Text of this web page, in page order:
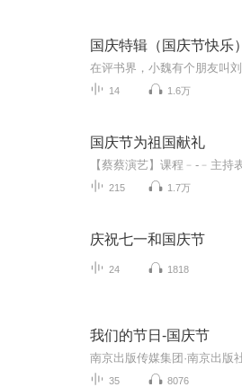
国庆特辑（国庆节快乐）
14 1.6万
国庆节为祖国献礼
215 1.7万
庆祝七一和国庆节
24 1818
我们的节日-国庆节
35 8076